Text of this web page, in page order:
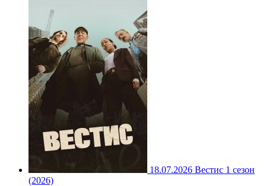
18.07.2026 Вестис 1 сезон
(2026)